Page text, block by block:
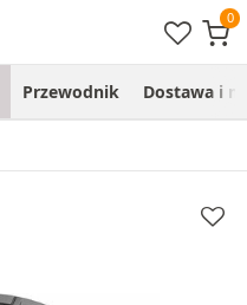
Przewodnik Dostawa i